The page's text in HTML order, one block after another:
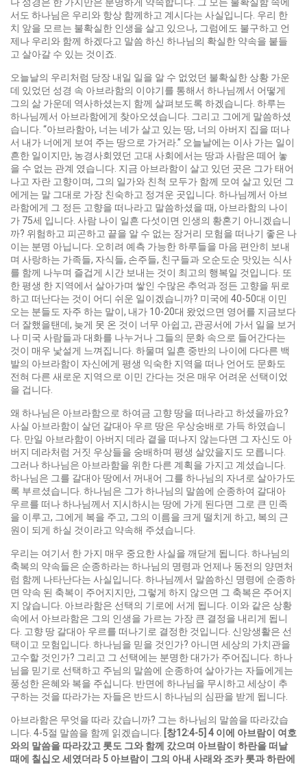
나 성경은 한 가지만은 분명하게 약속합니다. 그 모든 불확실함 속에
서도 하나님은 우리와 항상 함께하고 계시다는 사실입니다. 우리 한
치 앞을 모르는 불확실한 인생을 살고 있으나, 그럼에도 불구하고 언
제나 우리와 함께 하겠다고 말씀 하신 하나님의 확실한 약속을 붙들
고 살아갈 수 있는 것이죠.
오늘날의 우리처럼 당장 내일 일을 알 수 없었던 불확실한 상황 가운
데 있었던 성경 속 아브라함의 이야기를 통해서 하나님께서 어떻게
그의 삶 가운데 역사하셨는지 함께 살펴보도록 하겠습니다. 하루는
하나님께서 아브라함에게 찾아오셨습니다. 그리고 그에게 말씀하셨
습니다. “아브라함아, 너는 네가 살고 있는 땅, 너의 아버지 집을 떠나
서 내가 너에게 보여 주는 땅으로 가거라.” 오늘날에는 이사 가는 일이
흔한 일이지만, 농경사회였던 고대 사회에서는 땅과 사람은 떼어 놓
을 수 없는 관계 였습니다. 지금 아브라함이 살고 있던 곳은 그가 태어
나고 자란 고향이며, 그의 일가와 친척 모두가 함께 모여 살고 있던 그
에게는 말 그대로 가장 친숙하고 정겨운 곳입니다. 하나님께서 아브
라함에게 그 정든 고향을 떠나라고 말씀하셨을 때, 아브라함의 나이
가 75세 입니다. 사람 나이 일흔 다섯이면 인생의 황혼기 아니겠습니
까? 위험하고 피곤하고 끝을 알 수 없는 장거리 모험을 떠나기 좋은 나
이는 분명 아닙니다. 오히려 예측 가능한 하루들을 마음 편안히 보내
며 사랑하는 가족들, 자식들, 손주들, 친구들과 오순도순 맛있는 식사
를 함께 나누며 즐겁게 시간 보내는 것이 최고의 행복일 것입니다. 또
한 평생 한 지역에서 살아가며 쌓인 수많은 추억과 정든 고향을 뒤로
하고 떠난다는 것이 어디 쉬운 일이겠습니까? 미국에 40-50대 이민
오는 분들도 자주 하는 말이, 내가 10-20대 왔었으면 영어를 지금보다
더 잘했을탠데, 늦게 못 온 것이 너무 아쉽고, 관공서에 가서 일을 보거
나 미국 사람들과 대화를 나누거나 그들의 문화 속으로 들어간다는
것이 매우 낯설게 느껴집니다. 하물며 일흔 중반의 나이에 다다른 백
발의 아브라함이 자신에게 평생 익숙한 지역을 떠나 언어도 문화도
전혀 다른 새로운 지역으로 이민 간다는 것은 매우 어려운 선택이었
을 겁니다.
왜 하나님은 아브라함으로 하여금 고향 땅을 떠나라고 하셨을까요?
사실 아브라함이 살던 갈대아 우르 땅은 우상숭배로 가득 하였습니
다. 만일 아브라함이 아버지 데라 곁을 떠나지 않는다면 그 자신도 아
버지 데라처럼 거짓 우상들을 숭배하며 평생 살았을지도 모릅니다.
그러나 하나님은 아브라함을 위한 다른 계획을 가지고 계셨습니다.
하나님은 그를 갈대아 땅에서 꺼내어 그를 하나님의 자녀로 살아가도
록 부르셨습니다. 하나님은 그가 하나님의 말씀에 순종하여 갈대아
우르를 떠나 하나님께서 지시하시는 땅에 가게 된다면 그로 큰 민족
을 이루고, 그에게 복을 주고, 그의 이름을 크게 떨치게 하고, 복의 근
원이 되게 하실 것이라고 약속해 주셨습니다.
우리는 여기서 한 가지 매우 중요한 사실을 깨닫게 됩니다. 하나님의
축복의 약속들은 순종하라는 하나님의 명령과 언제나 동전의 양면처
럼 함께 나타난다는 사실입니다. 하나님께서 말씀하신 명령에 순종하
면 약속 된 축복이 주어지지만, 그렇게 하지 않으면 그 축복은 주어지
지 않습니다. 아브라함은 선택의 기로에 서게 됩니다. 이와 같은 상황
속에서 아브라함은 그의 인생을 가르는 가장 큰 결정을 내리게 됩니
다. 고향 땅 갈대아 우르를 떠나기로 결정한 것입니다. 신앙생활은 선
택이고 모험입니다. 하나님을 믿을 것인가? 아니면 세상의 가치관을
고수할 것인가? 그리고 그 선택에는 분명한 대가가 주어집니다. 하나
님을 믿기로 선택하고 주님의 말씀에 순종하여 살아가는 자들에게는
풍성한 은혜와 복을 주십니다. 반면에 하나님을 무시하고 세상이 추
구하는 것을 따라가는 자들은 반드시 하나님의 심판을 받게 됩니다.
아브라함은 무엇을 따라 갔습니까? 그는 하나님의 말씀을 따라갔습
니다. 4-5절 말씀을 함께 읽겠습니다. 창12:4-5] 4 이에 아브람이 여호
와의 말씀을 따라갔고 롯도 그와 함께 갔으며 아브람이 하란을 떠날
때에 칠십오 세였더라5 아브람이 그의 아내 사래와 조카 롯과 하란에